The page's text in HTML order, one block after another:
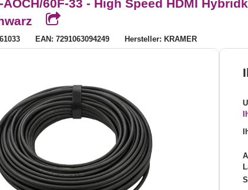
AOCH/60F-33 - High Speed HDMI
EAN: 7291063094249 Hersteller: KRAMER